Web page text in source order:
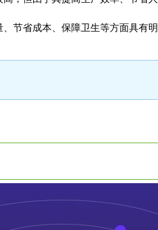
节省成本、保障卫生等方面具有